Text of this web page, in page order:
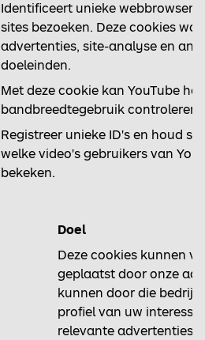
Identificeert unieke webbrowsers
sites bezoeken. Deze cookies
advertenties, site-analyse en
doeleinden.
Met deze cookie kan YouTube het
bandbreedtegebruik controleren.
Registreer unieke ID's en houd
welke video's gebruikers van
bekeken.
Doel
Deze cookies kunnen
geplaatst door onze
kunnen door die
profiel van uw
relevante advertenties